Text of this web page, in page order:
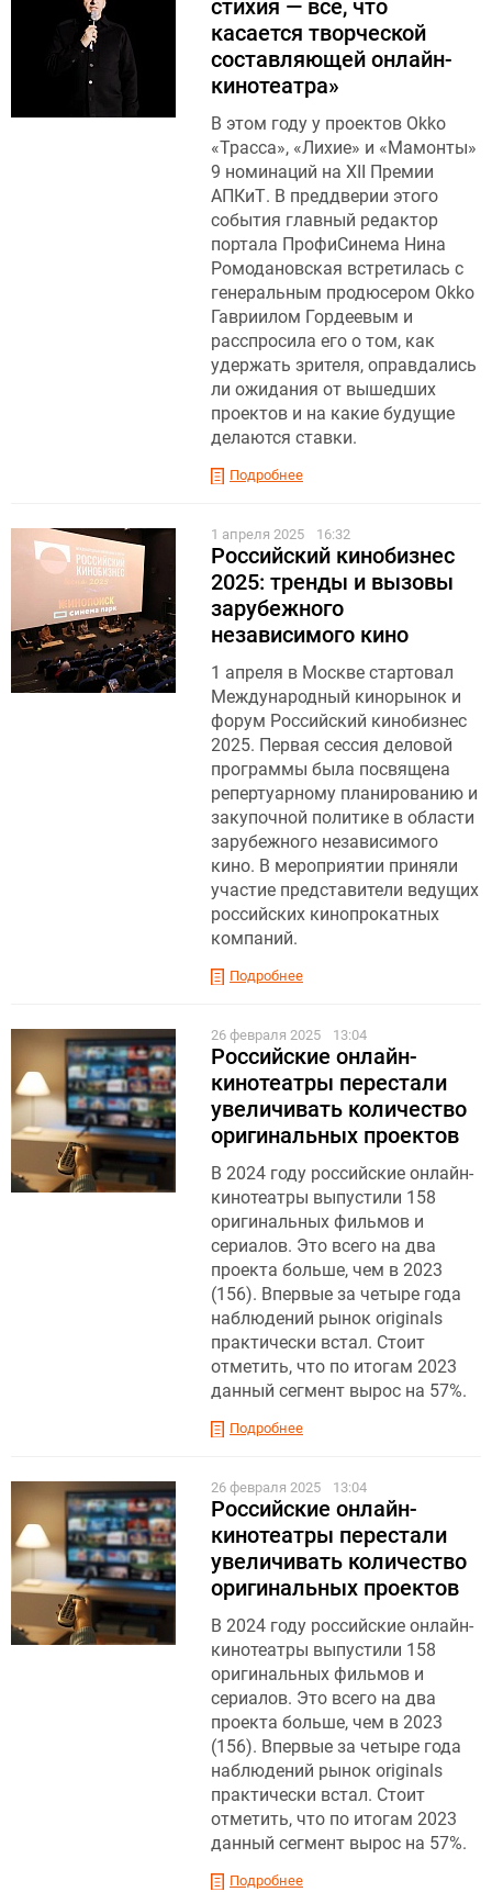
стихия — все, что
касается творческой
составляющей онлайн-
кинотеатра»
В этом году у проектов Okko
«Трасса», «Лихие» и «Мамонты»
9 номинаций на XII Премии
АПКиТ. В преддверии этого
события главный редактор
портала ПрофиСинема Нина
Ромодановская встретилась с
генеральным продюсером Okko
Гавриилом Гордеевым и
расспросила его о том, как
удержать зрителя, оправдались
ли ожидания от вышедших
проектов и на какие будущие
делаются ставки.
Подробнее
1 апреля 2025 16:32
Российский кинобизнес
2025: тренды и вызовы
зарубежного
независимого кино
1 апреля в Москве стартовал
Международный кинорынок и
форум Российский кинобизнес
2025. Первая сессия деловой
программы была посвящена
репертуарному планированию и
закупочной политике в области
зарубежного независимого
кино. В мероприятии приняли
участие представители ведущих
российских кинопрокатных
компаний.
Подробнее
26 февраля 2025 13:04
Российские онлайн-
кинотеатры перестали
увеличивать количество
оригинальных проектов
В 2024 году российские онлайн-
кинотеатры выпустили 158
оригинальных фильмов и
сериалов. Это всего на два
проекта больше, чем в 2023
(156). Впервые за четыре года
наблюдений рынок originals
практически встал. Стоит
отметить, что по итогам 2023
данный сегмент вырос на 57%.
Подробнее
26 февраля 2025 13:04
Российские онлайн-
кинотеатры перестали
увеличивать количество
оригинальных проектов
В 2024 году российские онлайн-
кинотеатры выпустили 158
оригинальных фильмов и
сериалов. Это всего на два
проекта больше, чем в 2023
(156). Впервые за четыре года
наблюдений рынок originals
практически встал. Стоит
отметить, что по итогам 2023
данный сегмент вырос на 57%.
Подробнее